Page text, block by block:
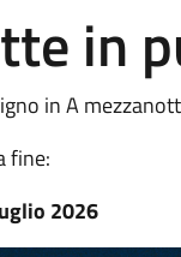
in
in A
fine:
2026